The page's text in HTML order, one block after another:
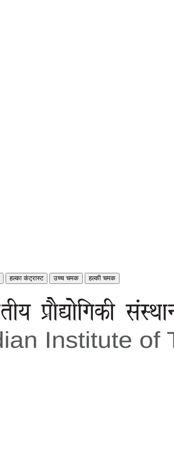
हल्का कंट्रास्ट उच्च चमक हल्की चमक